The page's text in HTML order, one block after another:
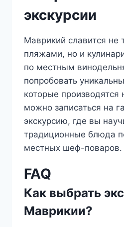
экскурсии
Маврикий славится не
пляжами, но и
по местным
попробовать
которые производятся
можно записаться на
экскурсию, где вы
традиционные блюда
местных шеф-поваров.
FAQ
Как выбрать
Маврикии?